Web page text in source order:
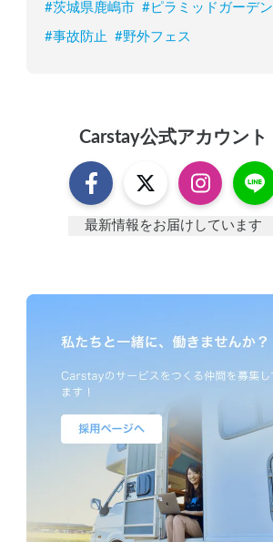
#茨城県鹿嶋市 #ピラミッドガーデン
#事故防止 #野外フェス
Carstay公式アカウント
最新情報をお届けしています